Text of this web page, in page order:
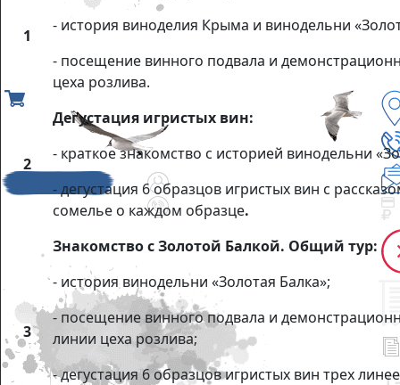
1
- история виноделия Крыма и винодельни
- посещение винного подвала и
цеха розлива.
2
Дегустация игристых вин:
- краткое знакомство с историей винодельни
- дегустация 6 образцов игристых вин с
сомелье о каждом образце.
3
Знакомство с Золотой Балкой. Общий тур:
- история винодельни «Золотая Балка»;
- посещение винного подвала и
линии цеха розлива;
- дегустация 6 образцов игристых вин трех